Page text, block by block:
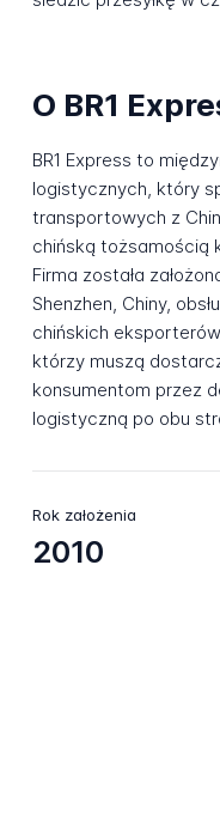
O BR1
BR1 Express to
logistycznych, który
transportowych z
chińską tożsamością
Firma została
Shenzhen, Chiny,
chińskich
którzy muszą
konsumentom przez
logistyczną po obu
Rok założenia
2010